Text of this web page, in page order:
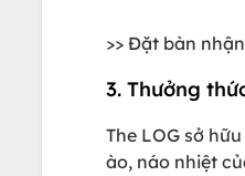
>> Đặt bàn
3. Thưởng
The LOG sở
ào, náo nhiệt